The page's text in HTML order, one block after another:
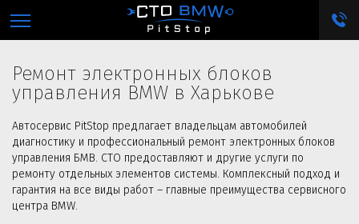
г. Харьков, пос. Жуковского, ул. Семена Челюскина, 77
Ремонт электронных блоков
управления BMW в Харькове
Автосервис PitStop предлагает владельцам автомобилей
диагностику и профессиональный ремонт электронных блоков
управления БМВ. СТО предоставляют и другие услуги по
ремонту отдельных элементов системы. Комплексный подход и
гарантия на все виды работ – главные преимущества сервисного
центра BMW.